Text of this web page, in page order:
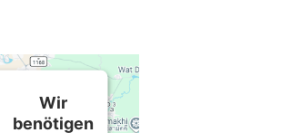
Wir
benötigen